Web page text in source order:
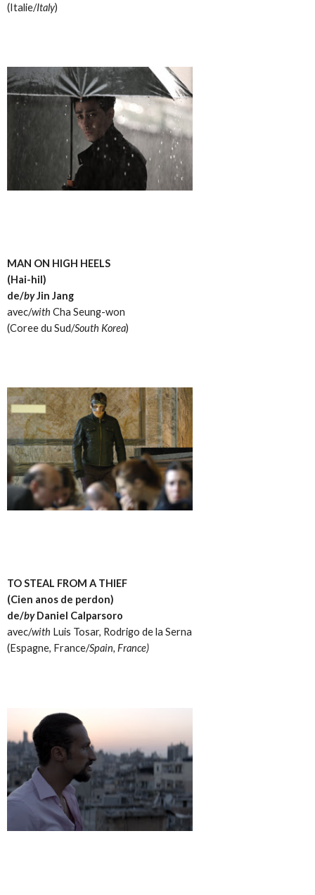
(Italie/Italy)
MAN ON HIGH HEELS
(Hai-hil)
de/byJin Jang
avec/with Cha Seung-won
(Coree du Sud/South Korea)
TO STEAL FROM A THIEF
(Cien anos de perdon)
de/byDaniel Calparsoro
avec/with Luis Tosar, Rodrigo de la Serna
(Espagne, France/Spain, France)